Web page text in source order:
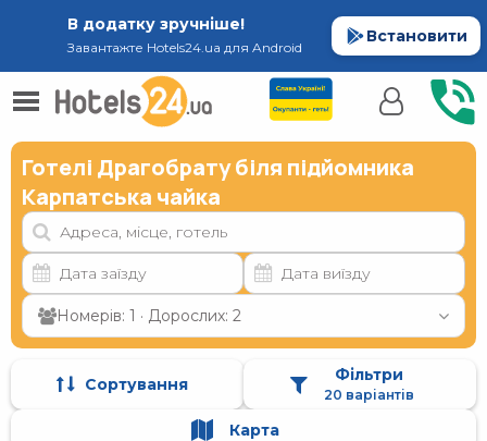
В додатку зручніше!
Завантажте Hotels24.ua для Android
Встановити
Готелі Драгобрату біля підйомника
Карпатська чайка
Номерів: 1 · Дорослих: 2
Сортування Фільтри
20 варіантів
Карта